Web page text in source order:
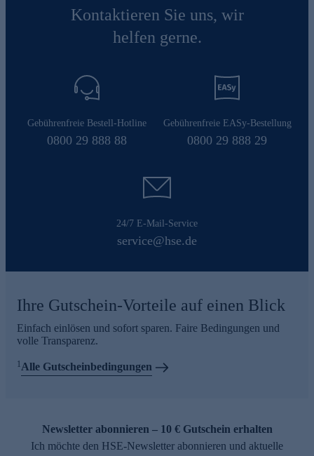
Kontaktieren Sie uns, wir
helfen gerne.
Gebührenfreie Bestell-Hotline
0800 29 888 88
Gebührenfreie EASy-Bestellung
0800 29 888 29
24/7 E-Mail-Service
service@hse.de
Ihre Gutschein-Vorteile auf einen Blick
Einfach einlösen und sofort sparen. Faire Bedingungen und
volle Transparenz.
1Alle Gutscheinbedingungen
Newsletter abonnieren – 10 € Gutschein erhalten
Ich möchte den HSE-Newsletter abonnieren und aktuelle